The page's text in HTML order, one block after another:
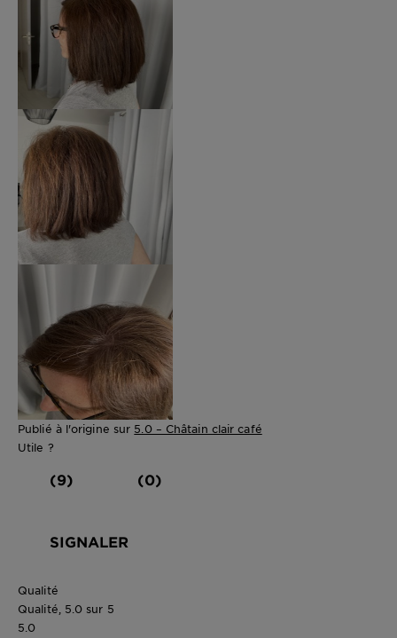
Publié à l'origine sur 5.0 – Châtain clair café
Utile ?
(9) (0)
SIGNALER
Qualité
Qualité, 5.0 sur 5
5.0